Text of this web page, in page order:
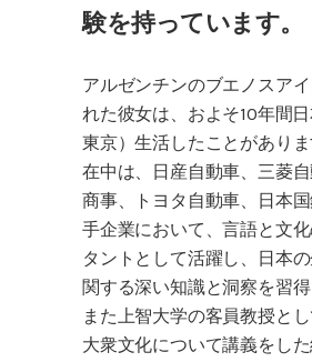
験を持っています。
アルゼンチンのブエノスア
れた彼女は、およそ10年間
東京）生活したことがあり
在中は、日産自動車、三菱
商事、トヨタ自動車、日本
手企業において、言語と文
タントとして活躍し、日本
関する深い知識と洞察を習得
また上智大学の客員教授と
大衆文化について講義をし